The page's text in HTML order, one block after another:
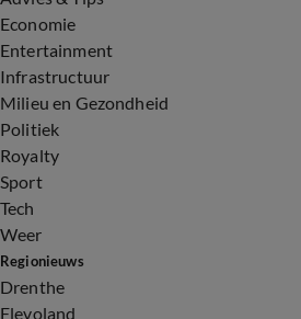
Economie
Entertainment
Infrastructuur
Milieu en Gezondheid
Politiek
Royalty
Sport
Tech
Weer
Regionieuws
Drenthe
Flevoland